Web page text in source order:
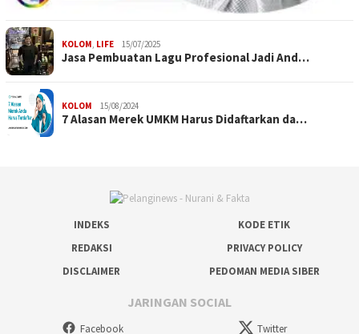
KOLOM, LIFE 15/07/2025
Jasa Pembuatan Lagu Profesional Jadi And…
KOLOM 15/08/2024
7 Alasan Merek UMKM Harus Didaftarkan da…
INDEKS
KODE ETIK
REDAKSI
PRIVACY POLICY
DISCLAIMER
PEDOMAN MEDIA SIBER
JARINGAN SOCIAL
Facebook Twitter